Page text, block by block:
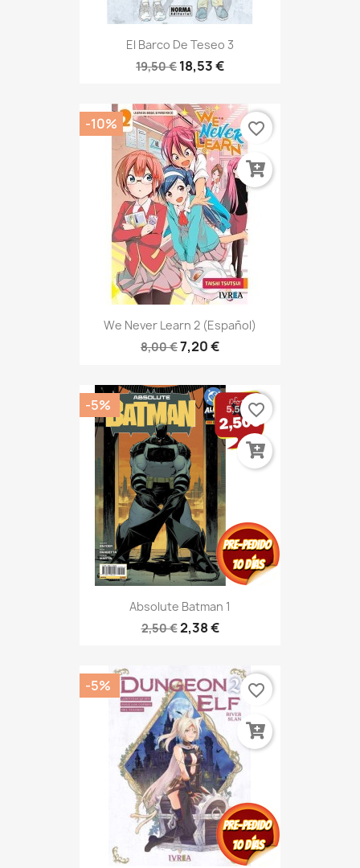
El Barco De Teseo 3
19,50 € 18,53 €
We Never Learn 2 (Español)
8,00 €7,20 €
-10% favorite_border
Absolute Batman 1
2,50 €2,38 €
-5% favorite_border
-5% favorite_border